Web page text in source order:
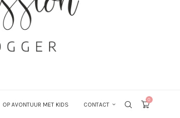
OP AVONTUUR MET KIDS CONTACT
0